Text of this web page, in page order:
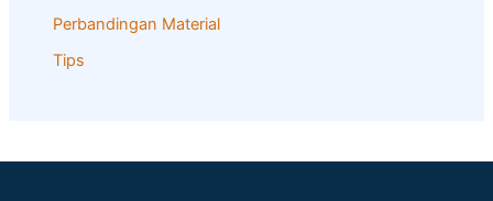
Perbandingan Material
Tips